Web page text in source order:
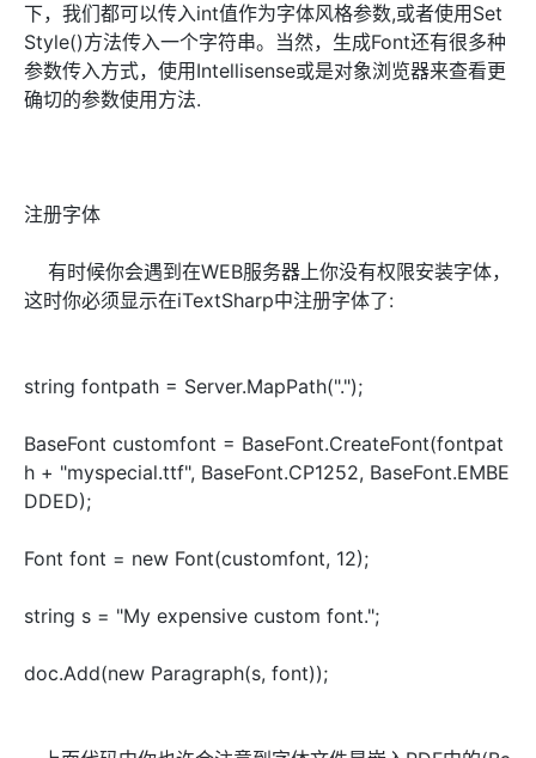
下，我们都可以传入int值作为字体风格参数,或者使用Set
Style()方法传入一个字符串。当然，生成Font还有很多种
参数传入方式，使用Intellisense或是对象浏览器来查看更
确切的参数使用方法.
注册字体
有时候你会遇到在WEB服务器上你没有权限安装字体，
这时你必须显示在iTextSharp中注册字体了:
string fontpath = Server.MapPath(".");
BaseFont customfont = BaseFont.CreateFont(fontpat
h + "myspecial.ttf", BaseFont.CP1252, BaseFont.EMBE
DDED);
Font font = new Font(customfont, 12);
string s = "My expensive custom font.";
doc.Add(new Paragraph(s, font));